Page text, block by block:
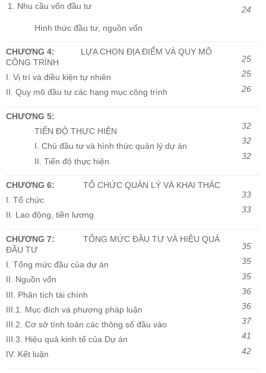
Nhu cầu vốn đầu tư
Hình thức đầu tư, nguồn vốn
24
CHƯƠNG 4: LỰA CHỌN ĐỊA ĐIỂM VÀ QUY MÔ
CÔNG TRÌNH
I. Vị trí và điều kiện tự nhiên
II. Quy mô đầu tư các hạng mục công trình
25
25
26
CHƯƠNG 5:
TIẾN ĐỘ THỰC HIỆN
I. Chủ đầu tư và hình thức quản lý dự án
II. Tiến độ thực hiện
32
32
32
CHƯƠNG 6: TỔ CHỨC QUẢN LÝ VÀ KHAI THÁC
I. Tổ chức
II. Lao động, tiền lương
33
33
CHƯƠNG 7: TỔNG MỨC ĐẦU TƯ VÀ HIỆU QUẢ
ĐẦU TƯ
I. Tổng mức đầu của dự án
II. Nguồn vốn
III. Phân tích tài chính
III.1. Mục đích và phương pháp luận
III.2. Cơ sở tính toán các thông số đầu vào
III.3. Hiệu quả kinh tế của Dự án
IV. Kết luận
35
35
35
36
36
37
41
42